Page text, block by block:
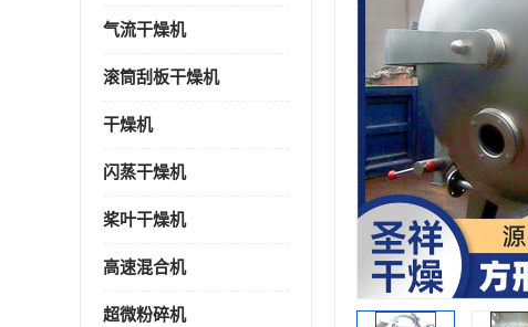
气流干燥机
滚筒刮板干燥机
干燥机
闪蒸干燥机
桨叶干燥机
高速混合机
超微粉碎机